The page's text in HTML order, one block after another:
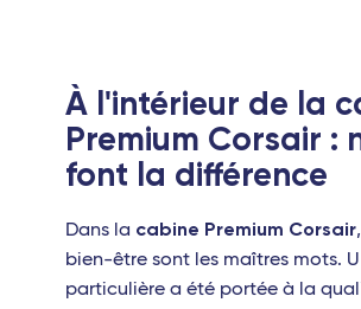
Les Saintes (Guadeloupe)
Marie-Galante (Guadeloupe)
Abidjan (Côte d'Ivoire)
Cotonou (Bénin)
À l'intérieur de la
Premium Corsair :
font la différence
Dans la cabine Premium Corsair
bien-être sont les maîtres mots.
particulière a été portée à la